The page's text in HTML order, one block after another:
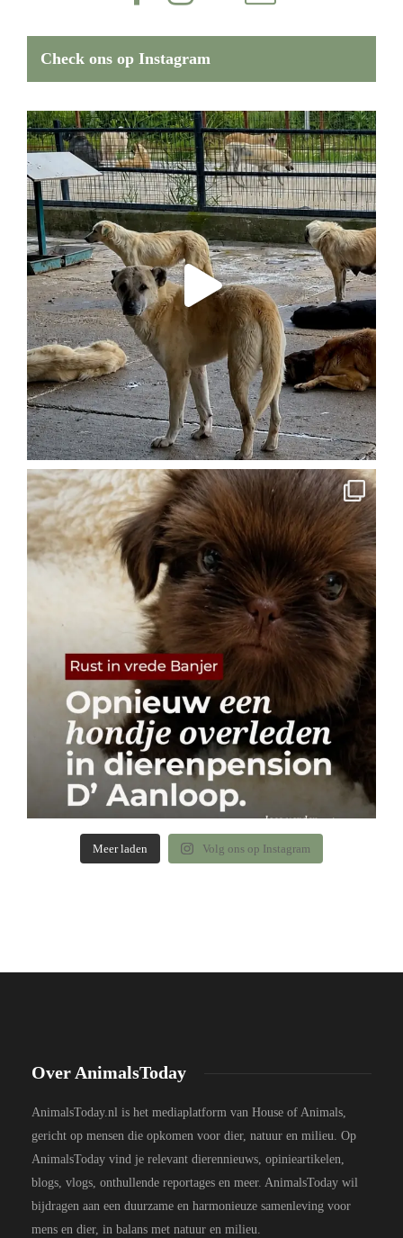
Check ons op Instagram
Meer laden Volg ons op Instagram
Over AnimalsToday
AnimalsToday.nl is het mediaplatform van House of Animals,
gericht op mensen die opkomen voor dier, natuur en milieu. Op
AnimalsToday vind je relevant dierennieuws, opinieartikelen,
blogs, vlogs, onthullende reportages en meer. AnimalsToday wil
bijdragen aan een duurzame en harmonieuze samenleving voor
mens en dier, in balans met natuur en milieu.